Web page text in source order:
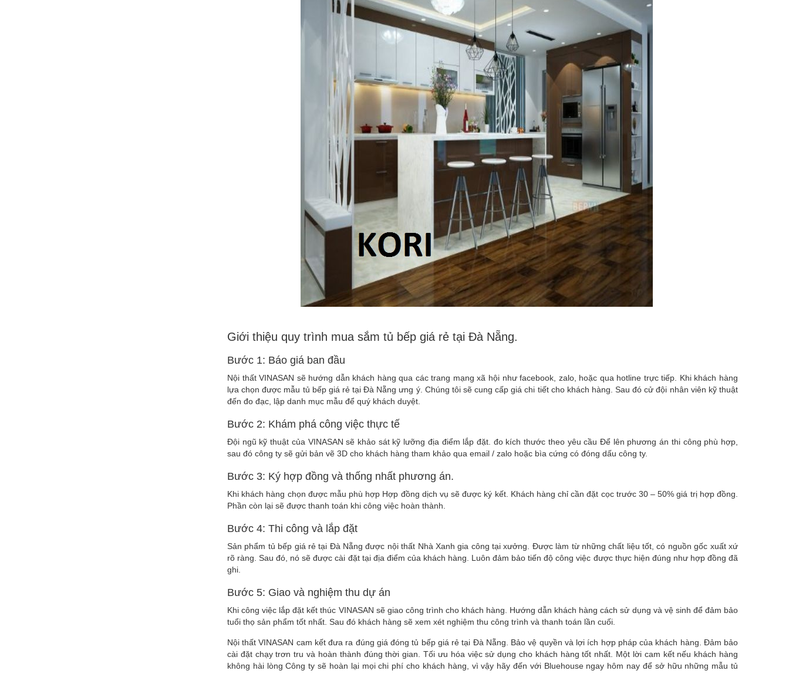
Giới thiệu quy trình mua sắm tủ bếp giá rẻ tại Đà Nẵng.
Bước 1: Báo giá ban đầu
Nội thất VINASAN sẽ hướng dẫn khách hàng qua các trang mạng xã hội như facebook, zalo, hoặc qua hotline trực tiếp. Khi khách hàng
lựa chọn được mẫu tủ bếp giá rẻ tại Đà Nẵng ưng ý. Chúng tôi sẽ cung cấp giá chi tiết cho khách hàng. Sau đó cử đội nhân viên kỹ thuật
đến đo đạc, lập danh mục mẫu để quý khách duyệt.
Bước 2: Khám phá công việc thực tế
Đội ngũ kỹ thuật của VINASAN sẽ khảo sát kỹ lưỡng địa điểm lắp đặt. đo kích thước theo yêu cầu Để lên phương án thi công phù hợp,
sau đó công ty sẽ gửi bản vẽ 3D cho khách hàng tham khảo qua email / zalo hoặc bìa cứng có đóng dấu công ty.
Bước 3: Ký hợp đồng và thống nhất phương án.
Khi khách hàng chọn được mẫu phù hợp Hợp đồng dịch vụ sẽ được ký kết. Khách hàng chỉ cần đặt cọc trước 30 – 50% giá trị hợp đồng.
Phần còn lại sẽ được thanh toán khi công việc hoàn thành.
Bước 4: Thi công và lắp đặt
Sản phẩm tủ bếp giá rẻ tại Đà Nẵng được nội thất Nhà Xanh gia công tại xưởng. Được làm từ những chất liệu tốt, có nguồn gốc xuất xứ
rõ ràng. Sau đó, nó sẽ được cài đặt tại địa điểm của khách hàng. Luôn đảm bảo tiến độ công việc được thực hiện đúng như hợp đồng đã
ghi.
Bước 5: Giao và nghiệm thu dự án
Khi công việc lắp đặt kết thúc VINASAN sẽ giao công trình cho khách hàng. Hướng dẫn khách hàng cách sử dụng và vệ sinh để đảm bảo
tuổi thọ sản phẩm tốt nhất. Sau đó khách hàng sẽ xem xét nghiệm thu công trình và thanh toán lần cuối.
Nội thất VINASAN cam kết đưa ra đúng giá đóng tủ bếp giá rẻ tại Đà Nẵng. Bảo vệ quyền và lợi ích hợp pháp của khách hàng. Đảm bảo
cài đặt chạy trơn tru và hoàn thành đúng thời gian. Tối ưu hóa việc sử dụng cho khách hàng tốt nhất. Một lời cam kết nếu khách hàng
không hài lòng Công ty sẽ hoàn lại mọi chi phí cho khách hàng, vì vậy hãy đến với Bluehouse ngay hôm nay để sở hữu những mẫu tủ